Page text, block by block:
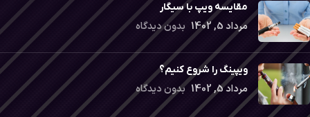
مقایسه ویپ با سیگار
مرداد 5, 1402 بدون دیدگاه
ویپینگ را شروع کنیم؟
مرداد 5, 1402 بدون دیدگاه